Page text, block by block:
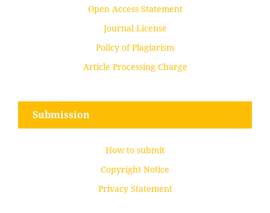
Open Access Statement
Journal License
Policy of Plagiarism
Article Processing Charge
Submission
How to submit
Copyright Notice
Privacy Statement